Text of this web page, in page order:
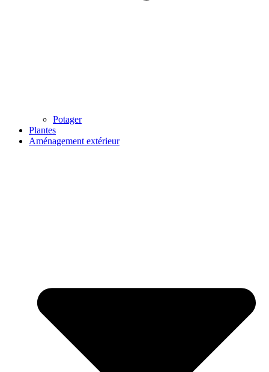
Potager
Plantes
Aménagement extérieur